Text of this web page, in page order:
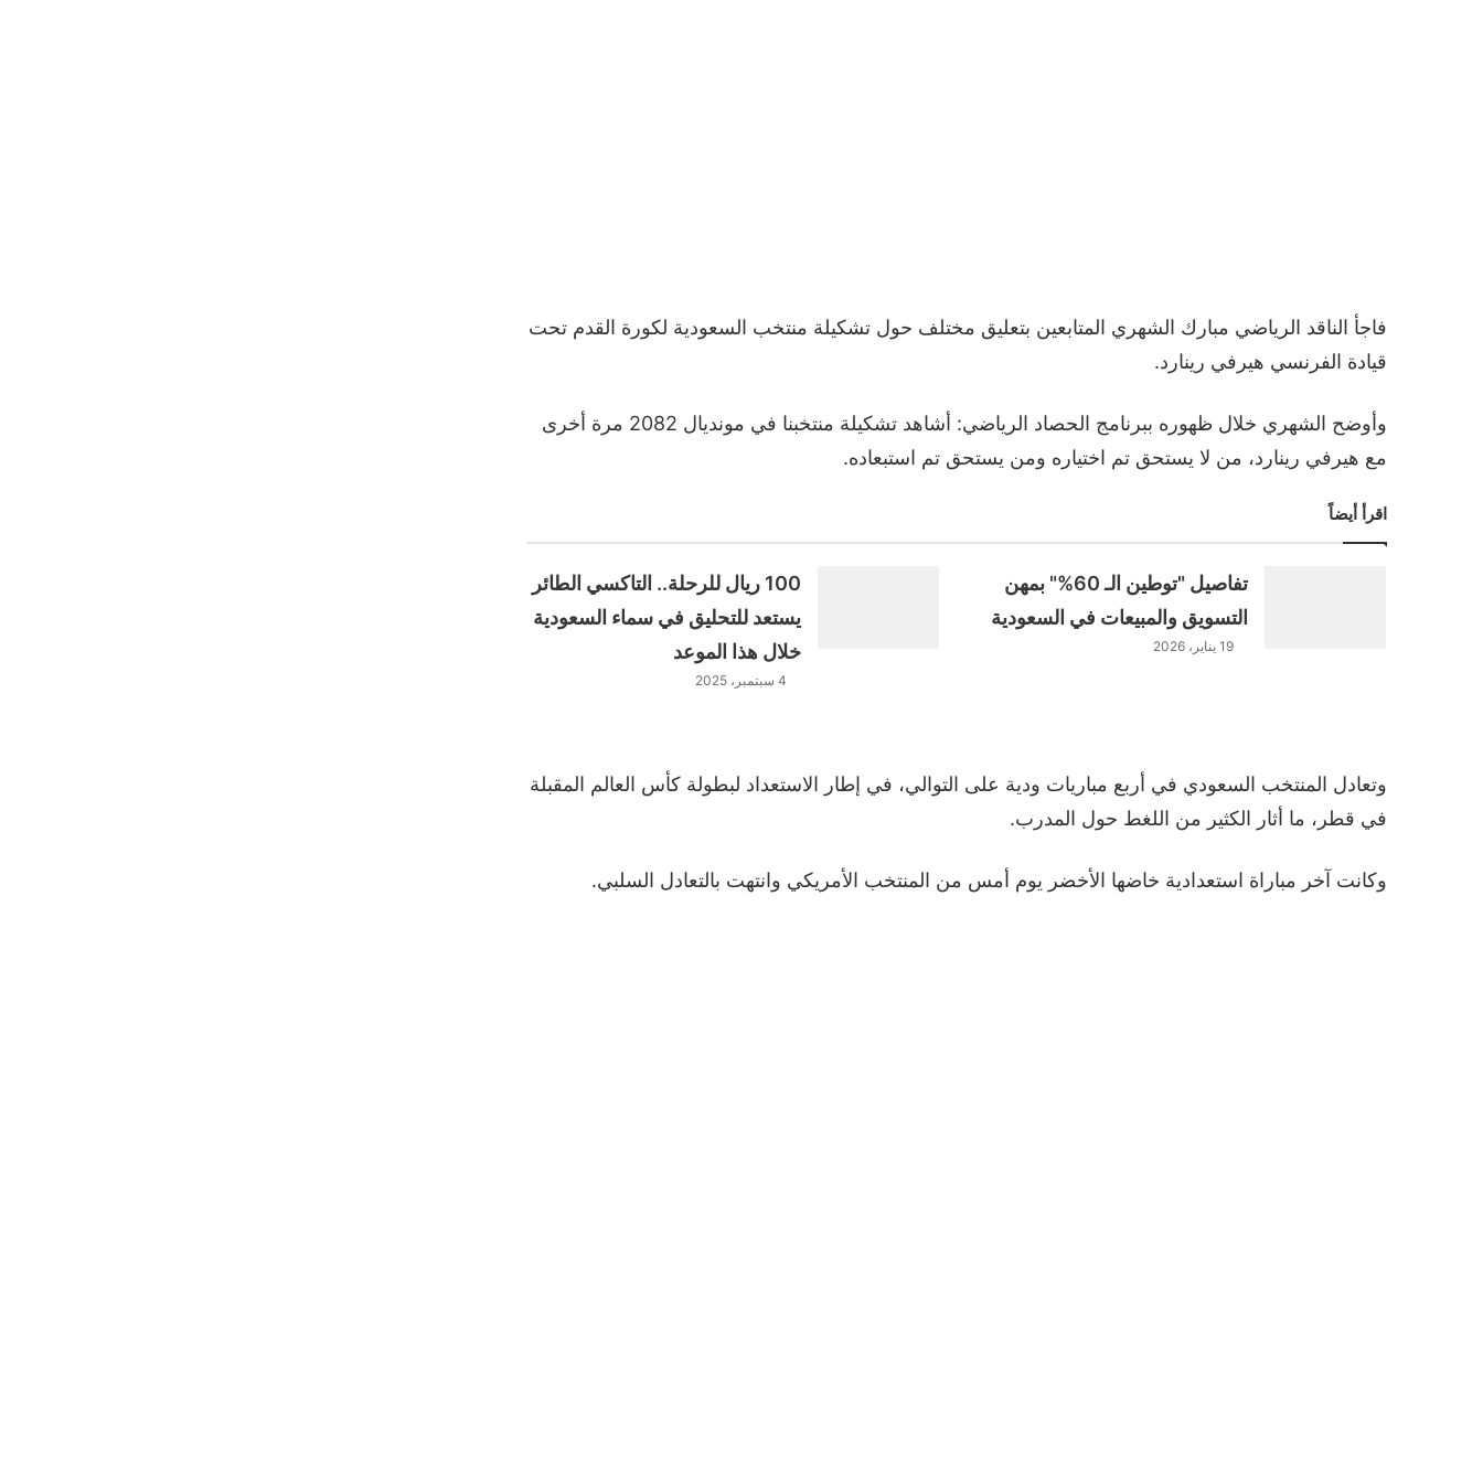
فاجأ الناقد الرياضي مبارك الشهري المتابعين بتعليق مختلف حول تشكيلة منتخب السعودية لكورة القدم تحت
قيادة الفرنسي هيرفي رينارد.
وأوضح الشهري خلال ظهوره ببرنامج الحصاد الرياضي: أشاهد تشكيلة منتخبنا في مونديال 2082 مرة أخرى
مع هيرفي رينارد، من لا يستحق تم اختياره ومن يستحق تم استبعاده.
اقرأ أيضاً
تفاصيل "توطين الـ 60%" بمهن
التسويق والمبيعات في السعودية
19 يناير، 2026
100 ريال للرحلة.. التاكسي الطائر
يستعد للتحليق في سماء السعودية
خلال هذا الموعد
4 سبتمبر، 2025
وتعادل المنتخب السعودي في أربع مباريات ودية على التوالي، في إطار الاستعداد لبطولة كأس العالم المقبلة
في قطر، ما أثار الكثير من اللغط حول المدرب.
وكانت آخر مباراة استعدادية خاضها الأخضر يوم أمس من المنتخب الأمريكي وانتهت بالتعادل السلبي.